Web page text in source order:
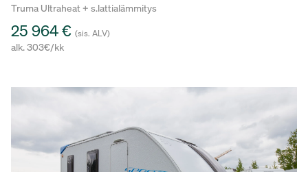
Truma Ultraheat + s.lattialämmitys
25 964 € (sis. ALV)
alk. 303€/kk